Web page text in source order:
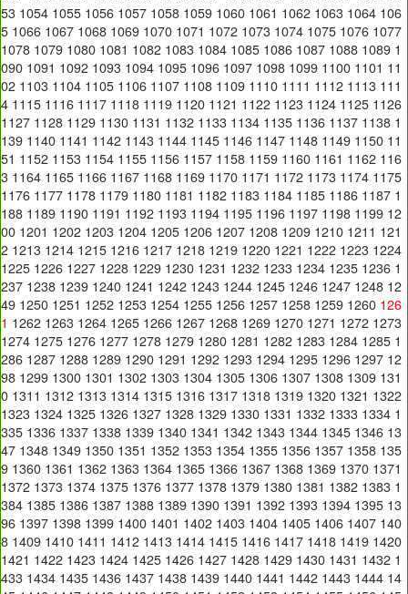
53 1054 1055 1056 1057 1058 1059 1060 1061 1062 1063 1064 106
5 1066 1067 1068 1069 1070 1071 1072 1073 1074 1075 1076 1077
1078 1079 1080 1081 1082 1083 1084 1085 1086 1087 1088 1089 1
090 1091 1092 1093 1094 1095 1096 1097 1098 1099 1100 1101 11
02 1103 1104 1105 1106 1107 1108 1109 1110 1111 1112 1113 111
4 1115 1116 1117 1118 1119 1120 1121 1122 1123 1124 1125 1126
1127 1128 1129 1130 1131 1132 1133 1134 1135 1136 1137 1138 1
139 1140 1141 1142 1143 1144 1145 1146 1147 1148 1149 1150 11
51 1152 1153 1154 1155 1156 1157 1158 1159 1160 1161 1162 116
3 1164 1165 1166 1167 1168 1169 1170 1171 1172 1173 1174 1175
1176 1177 1178 1179 1180 1181 1182 1183 1184 1185 1186 1187 1
188 1189 1190 1191 1192 1193 1194 1195 1196 1197 1198 1199 12
00 1201 1202 1203 1204 1205 1206 1207 1208 1209 1210 1211 121
2 1213 1214 1215 1216 1217 1218 1219 1220 1221 1222 1223 1224
1225 1226 1227 1228 1229 1230 1231 1232 1233 1234 1235 1236 1
237 1238 1239 1240 1241 1242 1243 1244 1245 1246 1247 1248 12
49 1250 1251 1252 1253 1254 1255 1256 1257 1258 1259 1260 126
1 1262 1263 1264 1265 1266 1267 1268 1269 1270 1271 1272 1273
1274 1275 1276 1277 1278 1279 1280 1281 1282 1283 1284 1285 1
286 1287 1288 1289 1290 1291 1292 1293 1294 1295 1296 1297 12
98 1299 1300 1301 1302 1303 1304 1305 1306 1307 1308 1309 131
0 1311 1312 1313 1314 1315 1316 1317 1318 1319 1320 1321 1322
1323 1324 1325 1326 1327 1328 1329 1330 1331 1332 1333 1334 1
335 1336 1337 1338 1339 1340 1341 1342 1343 1344 1345 1346 13
47 1348 1349 1350 1351 1352 1353 1354 1355 1356 1357 1358 135
9 1360 1361 1362 1363 1364 1365 1366 1367 1368 1369 1370 1371
1372 1373 1374 1375 1376 1377 1378 1379 1380 1381 1382 1383 1
384 1385 1386 1387 1388 1389 1390 1391 1392 1393 1394 1395 13
96 1397 1398 1399 1400 1401 1402 1403 1404 1405 1406 1407 140
8 1409 1410 1411 1412 1413 1414 1415 1416 1417 1418 1419 1420
1421 1422 1423 1424 1425 1426 1427 1428 1429 1430 1431 1432 1
433 1434 1435 1436 1437 1438 1439 1440 1441 1442 1443 1444 14